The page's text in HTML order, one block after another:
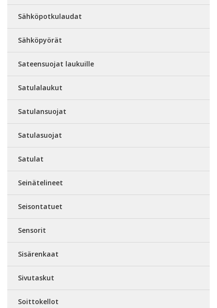
Sähköpotkulaudat
Sähköpyörät
Sateensuojat laukuille
Satulalaukut
Satulansuojat
Satulasuojat
Satulat
Seinätelineet
Seisontatuet
Sensorit
Sisärenkaat
Sivutaskut
Soittokellot